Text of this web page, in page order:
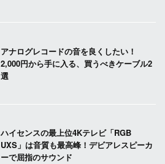
アナログレコードの音を良くしたい！
2,000円から手に入る、買うべきケーブル2
選
ハイセンスの最上位4Kテレビ「RGB
UXS」は音質も最高峰！デビアレスピーカ
ーで屈指のサウンド